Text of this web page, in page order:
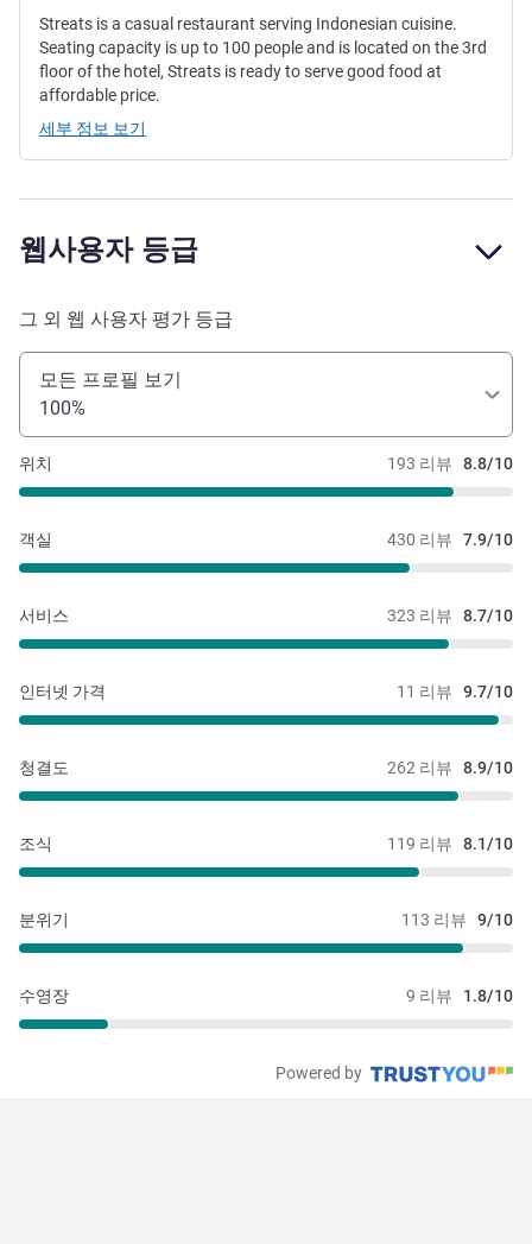
Streats is a casual restaurant serving Indonesian cuisine.
Seating capacity is up to 100 people and is located on the 3rd
floor of the hotel, Streats is ready to serve good food at
affordable price.
세부 정보 보기
웹사용자 등급
그 외 웹 사용자 평가 등급
모든 프로필 보기
100%
193 리뷰 8.8/10
위치
430 리뷰 7.9/10
객실
323 리뷰 8.7/10
서비스
11 리뷰 9.7/10
인터넷 가격
262 리뷰 8.9/10
청결도
119 리뷰 8.1/10
조식
113 리뷰 9/10
분위기
9 리뷰 1.8/10
수영장
Powered by